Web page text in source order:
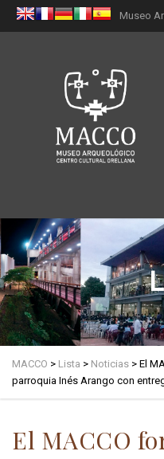
Museo
MACCO > Lista > Noticias > El
parroquia Inés Arango con
El MACCO